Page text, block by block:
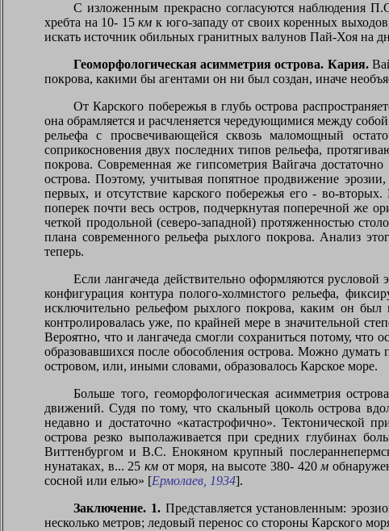
С изложенным прекрасно согласуются наблюдения
хребта на 10- 15км к юго-западу от своих коренных
искать источник обильных гранитных валунов Пай-Хоя на
Геоморфологическая асимметрия острова. Кария.
покрова, какими бы агентами он ни был создан, иначе
От Карского побережья в глубь острова
она обрамляется и расчленяется чередующимися между
рельефа с просвечивающейся сквозь маломощный
соприкосновения двух последних типов рельефа,
покрова. Современная же гипсометрия Вайгача
острова. Поэтому, учитывая попятное продвижение
первых, и отсутствие карского побережья его - во-
поперек почти весь остров, подчеркнутая поперечной же
четкой продольной (северо-западной) протяженностью
плана современного рельефа рыхлого покрова. Анализ
теперь.
Если лангачеда действительно оформляются
конфигурация контура полого-холмистого рельефа,
исключительно рельефом рыхлого покрова, каким он был
контролировалась уже, по крайней мере в значительной
Вероятно, что и лангачеда смогли сохраниться потому, что
образовавшихся после обособления острова. Можно думать
островом, или, иными словами, образовалось Карское море.
Больше того, геоморфологическая асимметрия
движений. Судя по тому, что скальный цоколь острова
недавно и достаточно «катастрофично». Тектонической
острова резко выполаживается при средних глубинах
Виттенбургом и В.С. Енокяном крупный
нунатаках, в... 25 км от моря, на высоте 380- 420 м
сосной или елью» [Ермолаев, 1934].
Заключение. 1. Представляется установленным:
несколько метров; ледовый перенос со стороны Карского